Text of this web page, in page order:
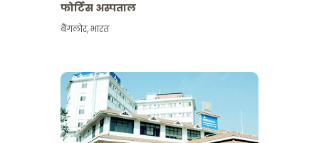
फोर्टिस अस्पताल
बैंगलोर,भारत